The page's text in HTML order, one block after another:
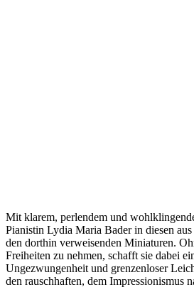
Mit klarem, perlendem und
Pianistin Lydia Maria Bader in diesen
den dorthin verweisenden Miniaturen.
Freiheiten zu nehmen, schafft sie dabei
Ungezwungenheit und grenzenloser
den rauschhaften, dem Impressionismus